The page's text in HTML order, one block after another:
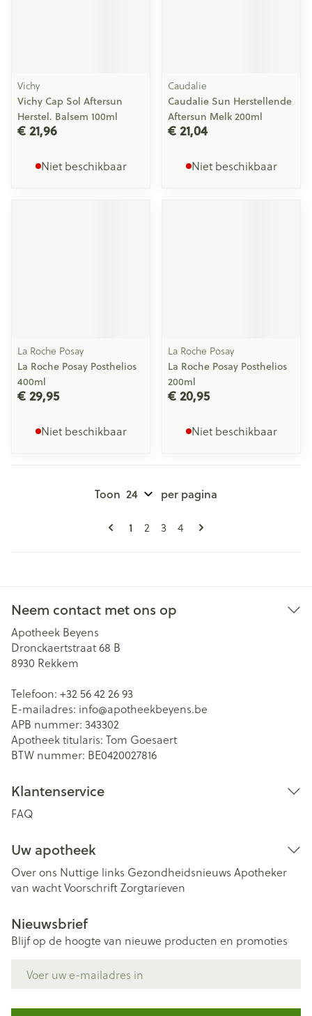
Vichy
Vichy Cap Sol Aftersun
Herstel. Balsem 100ml
€ 21,96
Niet beschikbaar
Caudalie
Caudalie Sun Herstellende
Aftersun Melk 200ml
€ 21,04
Niet beschikbaar
La Roche Posay
La Roche Posay Posthelios
400ml
€ 29,95
Niet beschikbaar
La Roche Posay
La Roche Posay Posthelios
200ml
€ 20,95
Niet beschikbaar
Pagina's
U lees momenteel pagina
1 Pagina
2 Pagina
3 Pagina
4
Toon per pagina
Neem contact met ons op
Apotheek Beyens
Dronckaertstraat 68 B
8930 Rekkem
Telefoon: +32 56 42 26 93
E-mailadres: info@apotheekbeyens.be
APB nummer: 343302
Apotheek titularis: Tom Goesaert
BTW nummer: BE0420027816
Klantenservice
FAQ
Uw apotheek
Over ons Nuttige links Gezondheidsnieuws Apotheker
van wachtVoorschriftZorgtarieven
Nieuwsbrief
Blijf op de hoogte van nieuwe producten en promoties